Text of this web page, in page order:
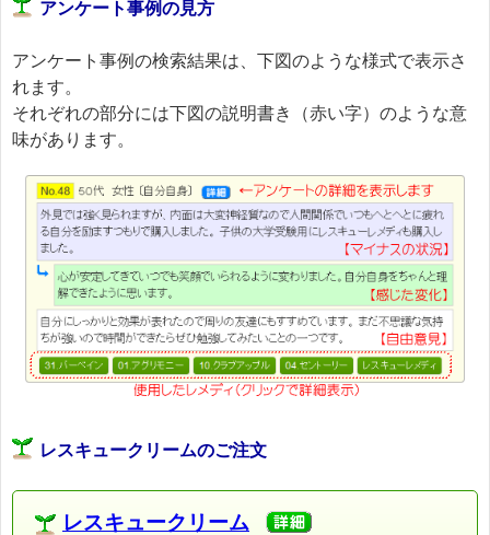
アンケート事例の見方
アンケート事例の検索結果は、下図のような様式で表示さ
れます。
それぞれの部分には下図の説明書き（赤い字）のような意
味があります。
レスキュークリームのご注文
レスキュークリーム